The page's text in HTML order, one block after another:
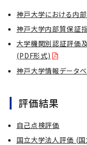
神戸大学における内
神戸大学内部質保証
大学機関別認証評価
(PDF形式)
神戸大学情報データ
評価結果
自己点検評価
国立大学法人評価 (